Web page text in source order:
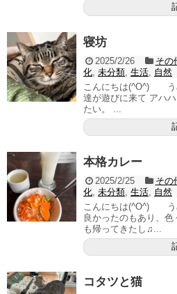
寝坊
2025/2/26 その
化 未分類 生活 自然
こんにちは(^O^) う
達が遊びに来て アハ
たい。 ...
本格カレー
2025/2/25 その
化 未分類 生活 自然
こんにちは(^O^) う
良かったのもあり、
も帰ってきたし♫...
コタツと猫